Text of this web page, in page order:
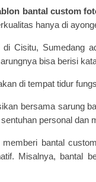
bantal custom
hanya di
Cisitu, Sumedang
bisa berisi
di tempat tidur
bersama sarung
personal dan
bantal custom
Misalnya, bantal